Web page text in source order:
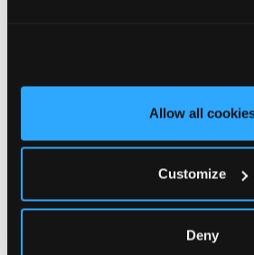
Allow all
Customize
Deny
CALZA 3/4 UOMO